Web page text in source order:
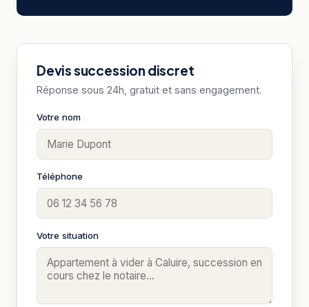
Devis succession discret
Réponse sous 24h, gratuit et sans engagement.
Votre nom
Téléphone
Votre situation